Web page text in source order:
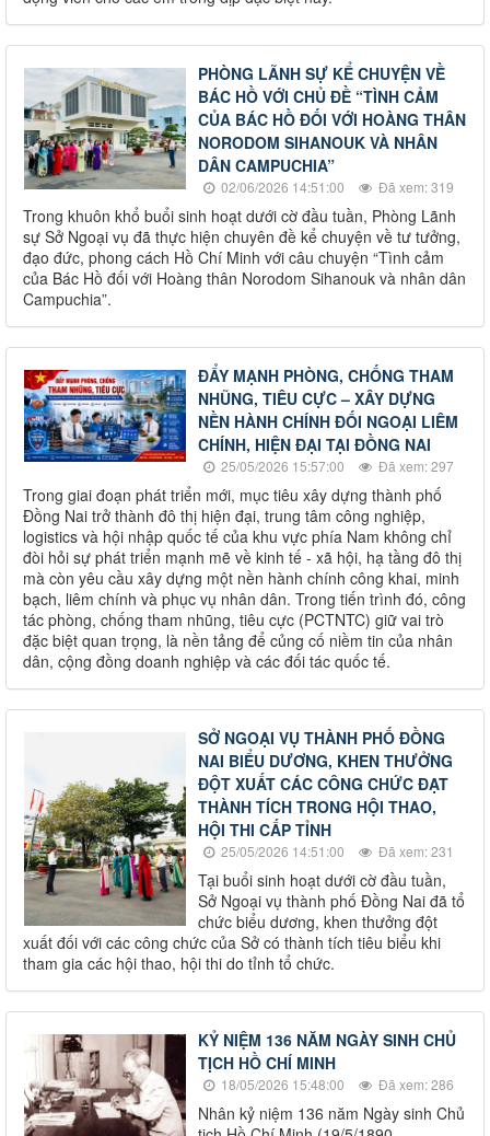
PHÒNG LÃNH SỰ KỂ CHUYỆN VỀ
BÁC HỒ VỚI CHỦ ĐỀ “TÌNH CẢM
CỦA BÁC HỒ ĐỐI VỚI HOÀNG THÂN
NORODOM SIHANOUK VÀ NHÂN
DÂN CAMPUCHIA”
02/06/2026 14:51:00 Đã xem: 319
Trong khuôn khổ buổi sinh hoạt dưới cờ đầu tuần, Phòng Lãnh
sự Sở Ngoại vụ đã thực hiện chuyên đề kể chuyện về tư tưởng,
đạo đức, phong cách Hồ Chí Minh với câu chuyện “Tình cảm
của Bác Hồ đối với Hoàng thân Norodom Sihanouk và nhân dân
Campuchia”.
ĐẨY MẠNH PHÒNG, CHỐNG THAM
NHŨNG, TIÊU CỰC – XÂY DỰNG
NỀN HÀNH CHÍNH ĐỐI NGOẠI LIÊM
CHÍNH, HIỆN ĐẠI TẠI ĐỒNG NAI
25/05/2026 15:57:00 Đã xem: 297
Trong giai đoạn phát triển mới, mục tiêu xây dựng thành phố
Đồng Nai trở thành đô thị hiện đại, trung tâm công nghiệp,
logistics và hội nhập quốc tế của khu vực phía Nam không chỉ
đòi hỏi sự phát triển mạnh mẽ về kinh tế - xã hội, hạ tầng đô thị
mà còn yêu cầu xây dựng một nền hành chính công khai, minh
bạch, liêm chính và phục vụ nhân dân. Trong tiến trình đó, công
tác phòng, chống tham nhũng, tiêu cực (PCTNTC) giữ vai trò
đặc biệt quan trọng, là nền tảng để củng cố niềm tin của nhân
dân, cộng đồng doanh nghiệp và các đối tác quốc tế.
SỞ NGOẠI VỤ THÀNH PHỐ ĐỒNG
NAI BIỂU DƯƠNG, KHEN THƯỞNG
ĐỘT XUẤT CÁC CÔNG CHỨC ĐẠT
THÀNH TÍCH TRONG HỘI THAO,
HỘI THI CẤP TỈNH
25/05/2026 14:51:00 Đã xem: 231
Tại buổi sinh hoạt dưới cờ đầu tuần,
Sở Ngoại vụ thành phố Đồng Nai đã tổ
chức biểu dương, khen thưởng đột
xuất đối với các công chức của Sở có thành tích tiêu biểu khi
tham gia các hội thao, hội thi do tỉnh tổ chức.
KỶ NIỆM 136 NĂM NGÀY SINH CHỦ
TỊCH HỒ CHÍ MINH
18/05/2026 15:48:00 Đã xem: 286
Nhân kỷ niệm 136 năm Ngày sinh Chủ